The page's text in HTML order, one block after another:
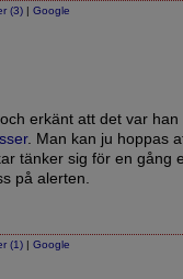
(3) | Google
erkänt att det var han
. Man kan ju hoppas
tänker sig för en gång
på alerten.
(1) | Google